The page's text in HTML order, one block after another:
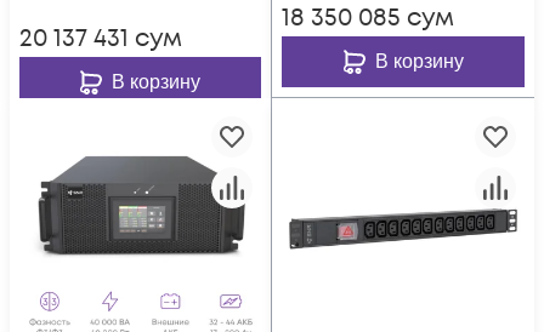
20 137 431 сум
В корзину
18 350 085 сум
В корзину